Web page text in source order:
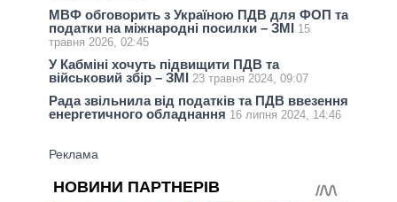
МВФ обговорить з Україною ПДВ для ФОП та
податки на міжнародні посилки – ЗМІ 15
травня 2026, 02:45
У Кабміні хочуть підвищити ПДВ та
військовий збір – ЗМІ 23 травня 2024, 09:07
Рада звільнила від податків та ПДВ ввезення
енергетичного обладнання 16 липня 2024, 14:46